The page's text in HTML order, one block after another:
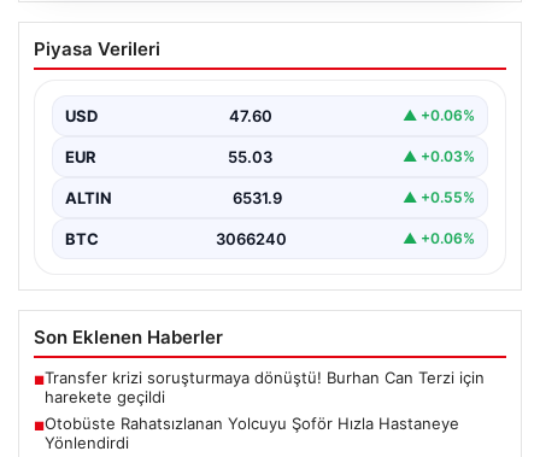
Otobüste Rahatsızlanan Yolcuyu Şoför
Hızla Hastaneye Yönlendirdi
otobüslerinde yaşanan ilginç ve dikkat çekici…
Piyasa Verileri
USD 47.60 ▲ +0.06%
EUR 55.03 ▲ +0.03%
ALTIN 6531.9 ▲ +0.55%
BTC 3066240 ▲ +0.06%
Son Eklenen Haberler
■Transfer krizi soruşturmaya dönüştü! Burhan Can Terzi için
harekete geçildi
■Otobüste Rahatsızlanan Yolcuyu Şoför Hızla Hastaneye
Yönlendirdi